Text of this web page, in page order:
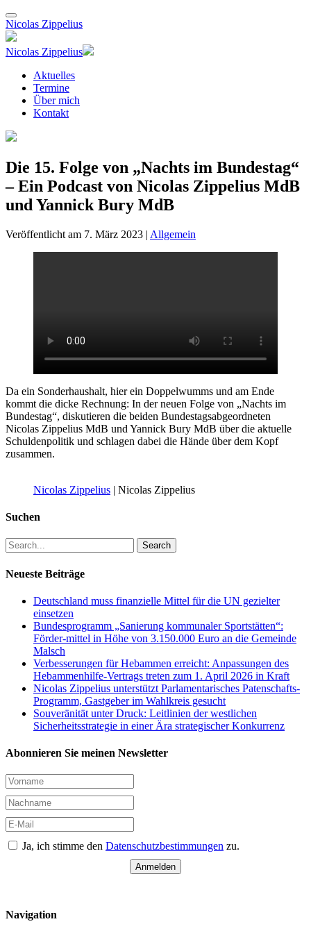
Nicolas Zippelius
Nicolas Zippelius
Aktuelles
Termine
Über mich
Kontakt
Die 15. Folge von „Nachts im Bundestag“
– Ein Podcast von Nicolas Zippelius MdB
und Yannick Bury MdB
Veröffentlicht am 7. März 2023 | Allgemein
Da ein Sonderhaushalt, hier ein Doppelwumms und am Ende
kommt die dicke Rechnung: In der neuen Folge von „Nachts im
Bundestag“, diskutieren die beiden Bundestagsabgeordneten
Nicolas Zippelius MdB und Yannick Bury MdB über die aktuelle
Schuldenpolitik und schlagen dabei die Hände über dem Kopf
zusammen.
Nicolas Zippelius | Nicolas Zippelius
Suchen
Search
for:
Neueste Beiträge
Deutschland muss finanzielle Mittel für die UN gezielter
einsetzen
Bundesprogramm „Sanierung kommunaler Sportstätten“:
Förder-mittel in Höhe von 3.150.000 Euro an die Gemeinde
Malsch
Verbesserungen für Hebammen erreicht: Anpassungen des
Hebammenhilfe-Vertrags treten zum 1. April 2026 in Kraft
Nicolas Zippelius unterstützt Parlamentarisches Patenschafts-
Programm, Gastgeber im Wahlkreis gesucht
Souveränität unter Druck: Leitlinien der westlichen
Sicherheitsstrategie in einer Ära strategischer Konkurrenz
Abonnieren Sie meinen Newsletter
Ja, ich stimme den Datenschutzbestimmungen zu.
Anmelden
Navigation